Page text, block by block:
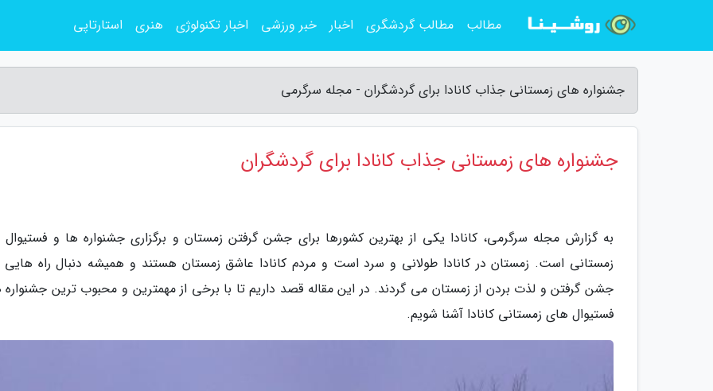
جشنواره های زمستانی جذاب کانادا برای گردشگران - مجله سرگرمی
جشنواره های زمستانی جذاب کانادا برای گردشگران
به گزارش مجله سرگرمی، کانادا یکی از بهترین کشورها برای جشن گرفتن زمستان و برگزاری جشنواره ها و
زمستانی است. زمستان در کانادا طولانی و سرد است و مردم کانادا عاشق زمستان هستند و همیشه دنبال راه هایی
جشن گرفتن و لذت بردن از زمستان می گردند. در این مقاله قصد داریم تا با برخی از مهمترین و محبوب ترین جشنواره
فستیوال های زمستانی کانادا آشنا شویم.
مطالب مطالب گردشگری اخبار خبر ورزشی اخبار تکنولوژی هنری استارتاپی